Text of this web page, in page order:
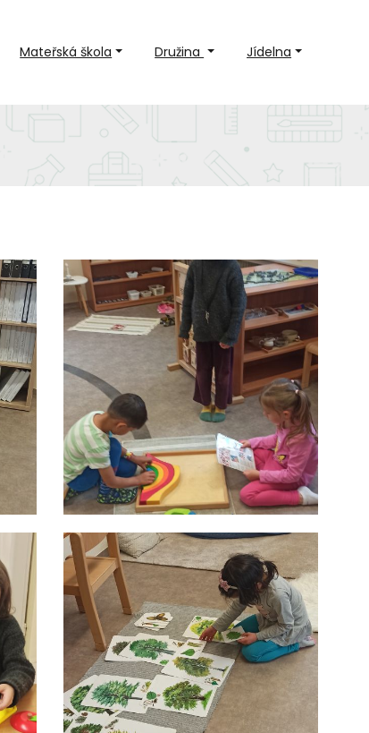
Mateřská škola Družina Jídelna